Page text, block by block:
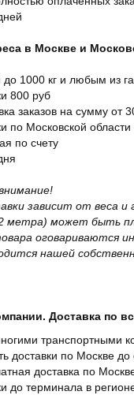
в Москве и
до 1000 кг и любым из
800 руб
заказов на сумму от
по Московской
по счету
зависит от веса и
метра) может быть
оговариваются
нашей
Доставка по
транспортными
доставки по Москве
доставка по
до терминала в